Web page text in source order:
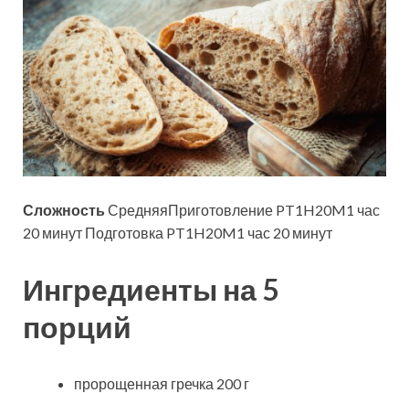
Сложность СредняяПриготовление PT1H20M1 час
20 минут Подготовка PT1H20M1 час 20 минут
Ингредиенты на 5
порций
пророщенная гречка 200 г